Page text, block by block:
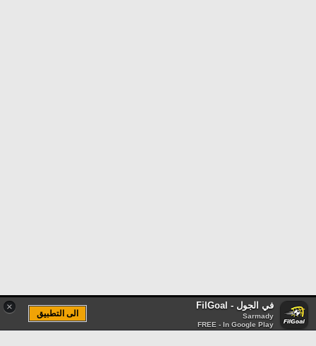
× في الجول - FilGoal
Sarmady
FREE - In Google Play
الى التطبيق